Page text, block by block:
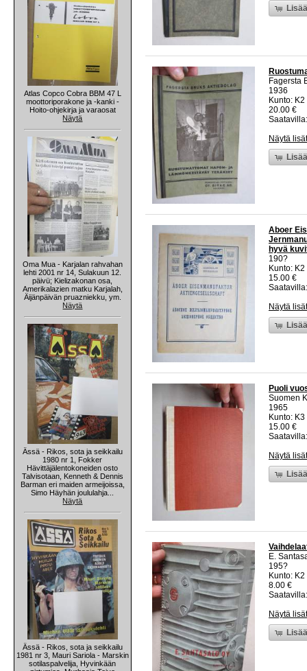
Atlas Copco Cobra BBM 47 L
moottoriporakone ja -kanki -
Hoito-ohjekirja ja varaosat
Näytä
Oma Mua - Karjalan rahvahan
lehti 2001 nr 14, Sulakuun 12.
päivü; Kielizakonan osa,
Amerikalazien matku Karjalah,
Äijänpäivän pruazniekku, ym.
Näytä
Ässä - Rikos, sota ja seikkailu
1980 nr 1, Fokker
Hävittäjälentokoneiden osto
Talvisotaan, Kenneth & Dennis
Barman eri maiden armeijoissa,
Simo Häyhän joululahja...
Näytä
Ässä - Rikos, sota ja seikkailu
1981 nr 3, Mauri Sariola - Marskin
sotilaspalvelija, Hyvinkään
Fagersta
1936
Kunto:
20.00 €
Näytä
Aboer
hyvä
190?
Kunto:
15.00 €
Näytä
Puoli
Suomen
1965
Kunto:
15.00 €
Näytä
E.
195?
Kunto:
8.00 €
Näytä